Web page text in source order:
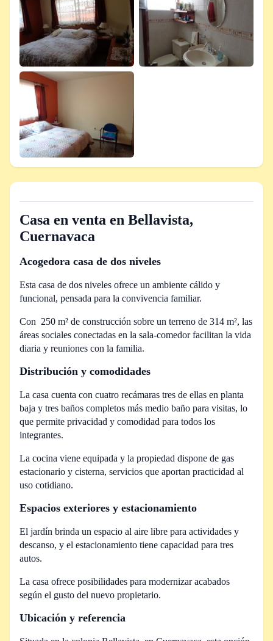
Casa en venta en Bellavista,
Cuernavaca
Acogedora casa de dos niveles
Esta casa de dos niveles ofrece un ambiente cálido y
funcional, pensada para la convivencia familiar.
Con 250 m² de construcción sobre un terreno de 314 m², las
áreas sociales conectadas en la sala-comedor facilitan la vida
diaria y reuniones con la familia.
Distribución y comodidades
La casa cuenta con cuatro recámaras tres de ellas en planta
baja y tres baños completos más medio baño para visitas, lo
que permite privacidad y comodidad para todos los
integrantes.
La cocina viene equipada y la propiedad dispone de gas
estacionario y cisterna, servicios que aportan practicidad al
uso cotidiano.
Espacios exteriores y estacionamiento
El jardín brinda un espacio al aire libre para actividades y
descanso, y el estacionamiento tiene capacidad para tres
autos.
La casa ofrece posibilidades para modernizar acabados
según el gusto del nuevo propietario.
Ubicación y referencia